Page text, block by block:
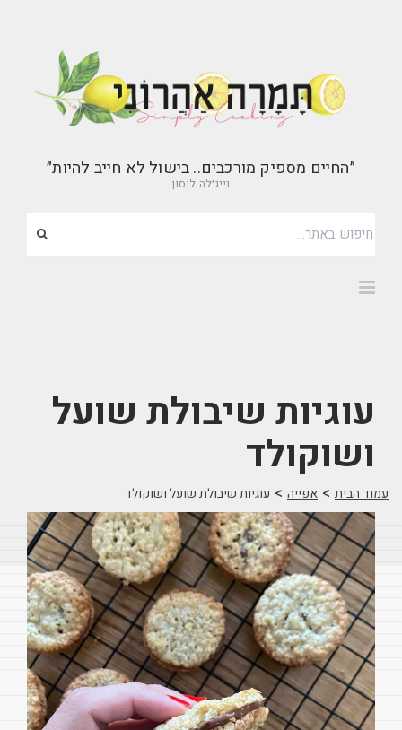
״החיים מספיק מורכבים.. בישול לא חייב להיות״
נייג׳לה לוסון
עוגיות שיבולת שועל
ושוקולד
עמוד הבית > אפייה > עוגיות שיבולת שועל ושוקולד